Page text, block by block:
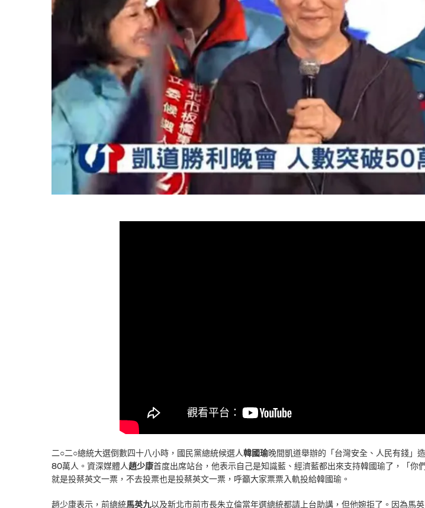
二○二○總統大選倒數四十八小時，國民黨總統候選人韓國瑜晚間凱道舉辦的「台灣安全、人民有錢」
80萬人。資深媒體人趙少康首度出席站台，他表示自己是知識藍、經濟藍都出來支持韓國瑜了，「你
就是投蔡英文一票，不去投票也是投蔡英文一票，呼籲大家票票入軌投給韓國瑜。
趙少康表示，前總統馬英九以及新北市前市長朱立倫當年選總統都請上台助講，但他婉拒了。因為馬